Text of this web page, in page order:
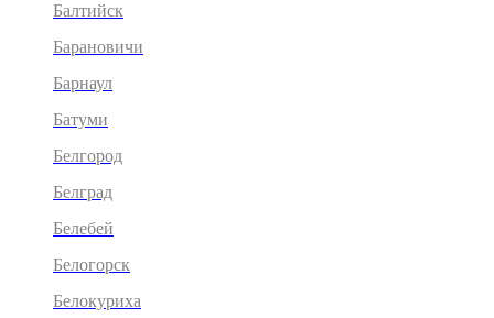
Балтийск
Барановичи
Барнаул
Батуми
Белгород
Белград
Белебей
Белогорск
Белокуриха